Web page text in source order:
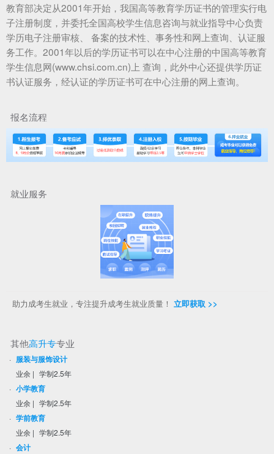
教育部决定从2001年开始，我国高等教育学历证书的管理实行电
子注册制度，并委托全国高校学生信息咨询与就业指导中心负责
学历电子注册审核、 备案的技术性、事务性和网上查询、认证服
务工作。2001年以后的学历证书可以在中心注册的中国高等教育
学生信息网(www.chsi.com.cn)上 查询，此外中心还提供学历证
书认证服务，经认证的学历证书可在中心注册的网上查询。
报名流程
就业服务
助力成考生就业，专注提升成考生就业质量！ 立即获取 >>
其他高升专专业
· 服装与服饰设计
业余 | 学制2.5年
· 小学教育
业余 | 学制2.5年
· 学前教育
业余 | 学制2.5年
· 会计